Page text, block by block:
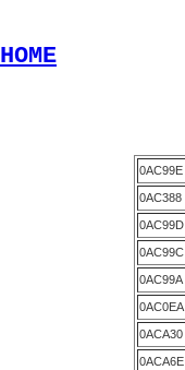
HOME
0AC99E
0AC388
0AC99D
0AC99C
0AC99A
0AC0EA
0ACA30
0ACA6E